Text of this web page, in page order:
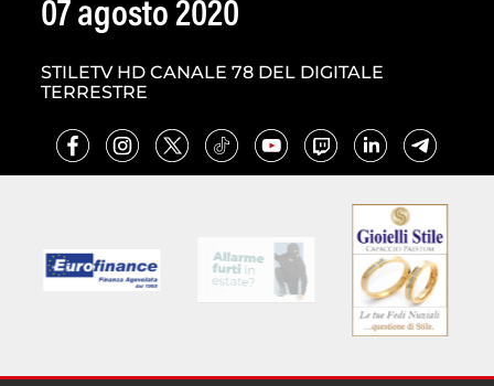
07 agosto 2020
STILETV HD CANALE 78 DEL DIGITALE
TERRESTRE